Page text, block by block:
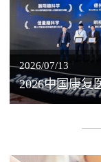
2026/07/13